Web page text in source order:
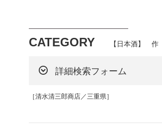
CATEGORY 【日本酒】 作
詳細検索フォーム
［清水清三郎商店／三重県］